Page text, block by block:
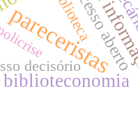
pareceristas
biblioteconomia
acesso aberto
decisório
biblioteca